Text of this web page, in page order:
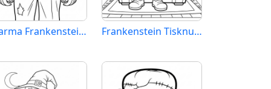
Zdarma Frankenstein Tisknutelný Frankenstein Tisknutelný Obrázek